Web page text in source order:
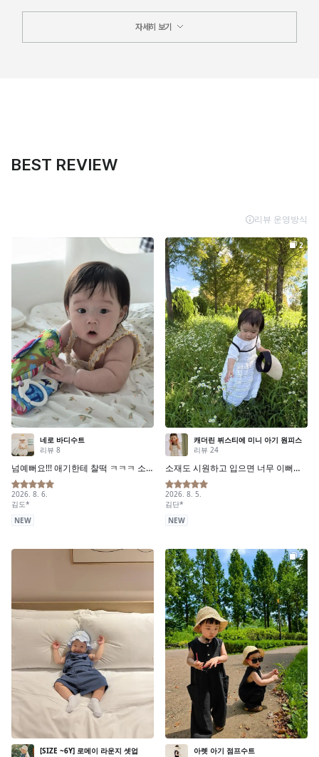
자세히 보기
BEST REVIEW